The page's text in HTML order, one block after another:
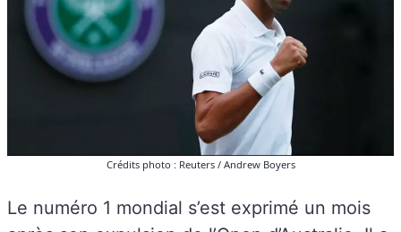
Crédits photo : Reuters / Andrew Boyers
Le numéro 1 mondial s’est exprimé un mois